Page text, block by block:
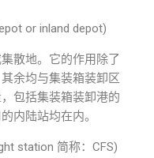
or inland depot)
散地。它的作用除了
余均与集装箱装卸区
包括集装箱装卸港的
内陆站均在内。
station 简称：CFS)